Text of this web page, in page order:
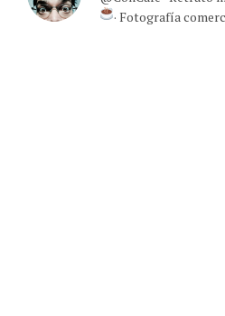
· Fotografía